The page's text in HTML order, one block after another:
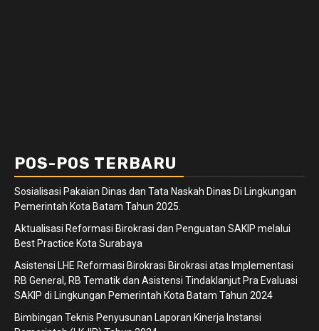
POS-POS TERBARU
Sosialisasi Pakaian Dinas dan Tata Naskah Dinas Di Lingkungan
Pemerintah Kota Batam Tahun 2025.
Aktualisasi Reformasi Birokrasi dan Penguatan SAKIP melalui
Best Practice Kota Surabaya
Asistensi LHE Reformasi Birokrasi Birokrasi atas Implementasi
RB General, RB Tematik dan Asistensi Tindaklanjut Pra Evaluasi
SAKIP di Lingkungan Pemerintah Kota Batam Tahun 2024
Bimbingan Teknis Penyusunan Laporan Kinerja Instansi